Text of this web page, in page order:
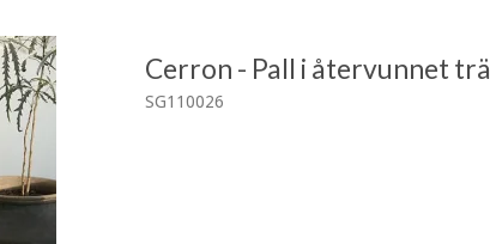
Cerron - Pall i återvunnet trä
SG110026